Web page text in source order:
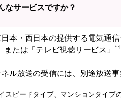
なサービスですか？
日本・西日本の提供する電気
たは「テレビ視聴サービス」 *1
ル放送の受信には、別途放送
スピードタイプ、マンションタイプ